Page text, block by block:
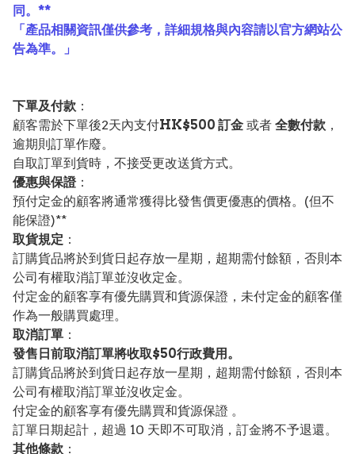
同。**
「產品相關資訊僅供參考，詳細規格與內容請以官方網站公
告為準。」
下單及付款 ：
顧客需於下單後2天內支付HK$500 訂金 或者 全數付款 ，
逾期則訂單作廢。
自取訂單到貨時，不接受更改送貨方式。
優惠與保證：
預付定金的顧客將通常獲得比發售價更優惠的價格。(但不
能保證)**
取貨規定 ：
訂購貨品將於到貨日起存放一星期，超期需付餘額，否則本
公司有權取消訂單並沒收定金。
付定金的顧客享有優先購買和貨源保證，未付定金的顧客僅
作為一般購買處理。
取消訂單 ：
發售日前取消訂單將收取$50行政費用。
訂購貨品將於到貨日起存放一星期，超期需付餘額，否則本
公司有權取消訂單並沒收定金。
付定金的顧客享有優先購買和貨源保證 。
訂單日期起計，超過 10 天即不可取消，訂金將不予退還。
其他條款 ：